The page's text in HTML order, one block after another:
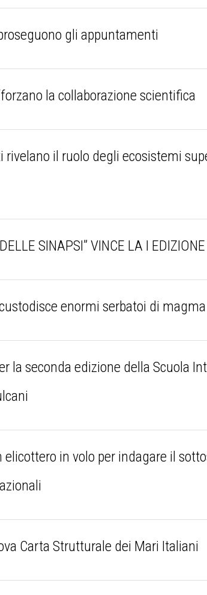
gli appuntamenti
la collaborazione scientifica
rivelano il ruolo degli ecosistemi
SINAPSI” VINCE LA I
enormi serbatoi di magma
la seconda edizione della Scuola
elicottero in volo per indagare il
Carta Strutturale dei Mari Italiani